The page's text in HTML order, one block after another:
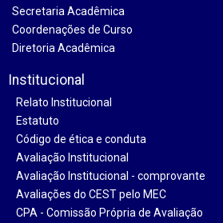
Secretaria Acadêmica
Coordenações de Curso
Diretoria Acadêmica
Institucional
Relato Institucional
Estatuto
Código de ética e conduta
Avaliação Institucional
Avaliação Institucional - comprovante
Avaliações do CEST pelo MEC
CPA - Comissão Própria de Avaliação